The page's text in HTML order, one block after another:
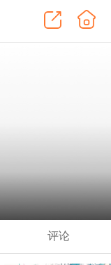
评论